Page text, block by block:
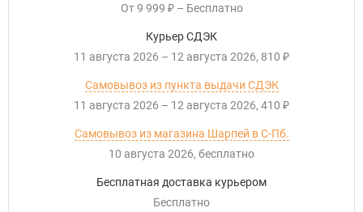
От 9 999 ₽ – Бесплатно
Курьер СДЭК
11 августа 2026 – 12 августа 2026 810 ₽
Самовывоз из пункта выдачи СДЭК
11 августа 2026 – 12 августа 2026 410 ₽
Самовывоз из магазина Шарпей в С-Пб.
10 августа 2026
Бесплатно
Бесплатная доставка курьером
Бесплатно